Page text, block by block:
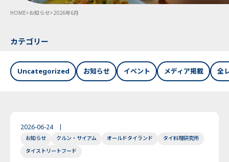
採用情報
お知らせ
お問い合わせ
English Japanese Thai
HOME>お知らせ>2026年6月
カテゴリー
Uncategorized お知らせ イベント メディア掲載 全
2026-06-24
お知らせ クルン・サイアム オールドタイランド
タイ料理研究所
タイストリートフード